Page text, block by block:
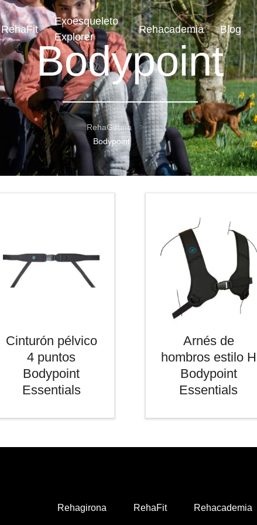
RehaFit
Exoesqueleto
Explorer
Rehacademia Blog
Bodypoint
RehaGirona
Bodypoint
Cinturón pélvico
4 puntos
Bodypoint
Essentials
Arnés de
hombros estilo H
Bodypoint
Essentials
Rehagirona RehaFit Rehacademia